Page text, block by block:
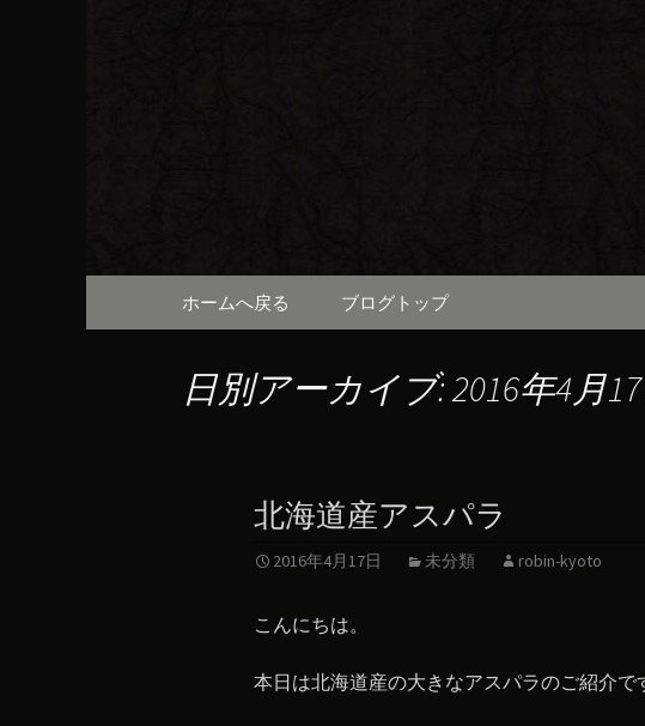
京都・先斗
（ろびん）」
京都・先斗町の京町家で美味しい
知らせや、お料理について最新情
コンテンツへ移動
ホームへ戻る ブログトップ
日別アーカイブ: 2016年4月
北海道産アスパラ
2016年4月17日 未分類 robin-kyoto
こんにちは。
本日は北海道産の大きなアスパラのご紹介で